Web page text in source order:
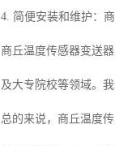
4. 简便安装和维护：
商丘温度传感器变送
及大专院校等领域。
总的来说，商丘温度